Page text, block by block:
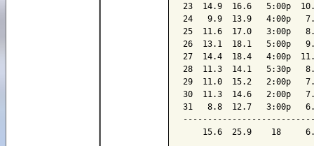
23  14.9  16.6   5:00p
24   9.9  13.9   4:00p
25  11.6  17.0   3:00p
26  13.1  18.1   5:00p
27  14.4  18.4   4:00p
28  11.3  14.1   5:30p
29  11.0  15.2   2:00p
30  11.3  14.6   2:00p
31   8.8  12.7   3:00p
15.6  25.9    18